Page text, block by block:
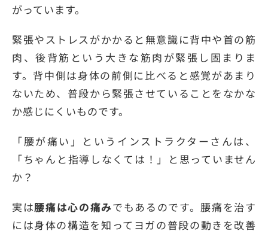
がっています。
緊張やストレスがかかると無意識に背中や首の筋
肉、後背筋という大きな筋肉が緊張し固まりま
す。背中側は身体の前側に比べると感覚があまり
ないため、普段から緊張させていることをなかな
か感じにくいものです。
「腰が痛い」というインストラクターさんは、
「ちゃんと指導しなくては！」と思っていません
か？
実は腰痛は心の痛みでもあるのです。腰痛を治す
には身体の構造を知ってヨガの普段の動きを改善